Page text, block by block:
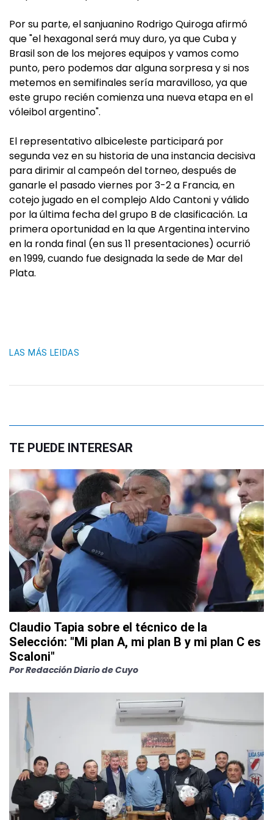
Por su parte, el sanjuanino Rodrigo Quiroga afirmó
que "el hexagonal será muy duro, ya que Cuba y
Brasil son de los mejores equipos y vamos como
punto, pero podemos dar alguna sorpresa y si nos
metemos en semifinales sería maravilloso, ya que
este grupo recién comienza una nueva etapa en el
vóleibol argentino".
El representativo albiceleste participará por
segunda vez en su historia de una instancia decisiva
para dirimir al campeón del torneo, después de
ganarle el pasado viernes por 3-2 a Francia, en
cotejo jugado en el complejo Aldo Cantoni y válido
por la última fecha del grupo B de clasificación. La
primera oportunidad en la que Argentina intervino
en la ronda final (en sus 11 presentaciones) ocurrió
en 1999, cuando fue designada la sede de Mar del
Plata.
LAS MÁS LEIDAS
TE PUEDE INTERESAR
Claudio Tapia sobre el técnico de la
Selección: "Mi plan A, mi plan B y mi plan C es
Scaloni"
PorRedacción Diario de Cuyo